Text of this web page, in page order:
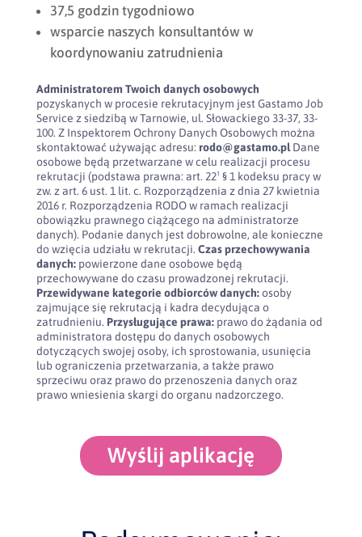
37,5 godzin tygodniowo
wsparcie naszych konsultantów w
koordynowaniu zatrudnienia
Administratorem Twoich danych osobowych
pozyskanych w procesie rekrutacyjnym jest Gastamo Job
Service z siedzibą w Tarnowie, ul. Słowackiego 33-37, 33-
100. Z Inspektorem Ochrony Danych Osobowych można
skontaktować używając adresu: rodo@gastamo.plDane
osobowe będą przetwarzane w celu realizacji procesu
rekrutacji (podstawa prawna: art. 22¹ § 1 kodeksu pracy w
zw. z art. 6 ust. 1 lit. c. Rozporządzenia z dnia 27 kwietnia
2016 r. Rozporządzenia RODO w ramach realizacji
obowiązku prawnego ciążącego na administratorze
danych). Podanie danych jest dobrowolne, ale konieczne
do wzięcia udziału w rekrutacji. Czas przechowywania
danych:powierzone dane osobowe będą
przechowywane do czasu prowadzonej rekrutacji.
Przewidywane kategorie odbiorców danych:osoby
zajmujące się rekrutacją i kadra decydująca o
zatrudnieniu. Przysługujące prawa:prawo do żądania od
administratora dostępu do danych osobowych
dotyczących swojej osoby, ich sprostowania, usunięcia
lub ograniczenia przetwarzania, a także prawo
sprzeciwu oraz prawo do przenoszenia danych oraz
prawo wniesienia skargi do organu nadzorczego.
Wyślij aplikację